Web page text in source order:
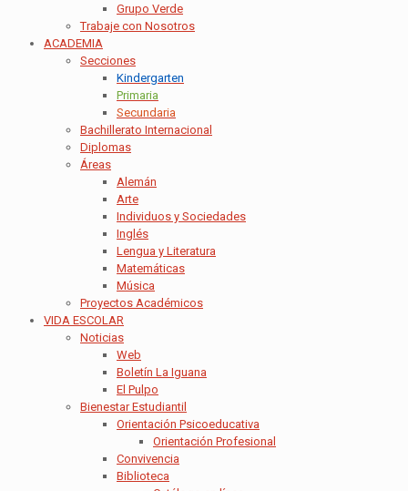
Grupo Verde
Trabaje con Nosotros
ACADEMIA
Secciones
Kindergarten
Primaria
Secundaria
Bachillerato Internacional
Diplomas
Áreas
Alemán
Arte
Individuos y Sociedades
Inglés
Lengua y Literatura
Matemáticas
Música
Proyectos Académicos
VIDA ESCOLAR
Noticias
Web
Boletín La Iguana
El Pulpo
Bienestar Estudiantil
Orientación Psicoeducativa
Orientación Profesional
Convivencia
Biblioteca